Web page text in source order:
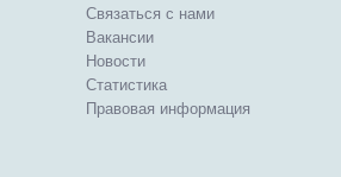
Связаться с нами
Вакансии
Новости
Статистика
Правовая информация